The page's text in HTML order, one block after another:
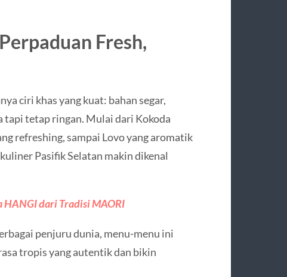
Fresh,
ciri khas yang kuat: bahan segar,
tapi tetap ringan. Mulai dari Kokoda
refreshing, sampai Lovo yang aromatik
Pasifik Selatan makin dikenal
HANGI dari Tradisi MAORI
penjuru dunia, menu-menu ini
tropis yang autentik dan bikin